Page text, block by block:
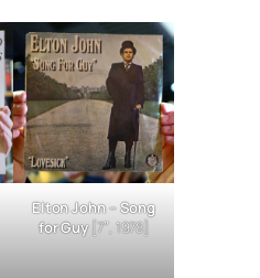
Elton John –Song
for Guy[7″, 1978]